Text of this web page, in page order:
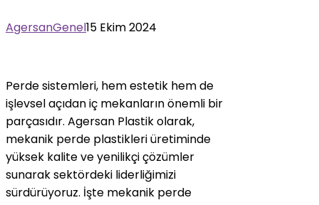
AgersanGenel15 Ekim 2024
Perde sistemleri, hem estetik hem de
işlevsel açıdan iç mekanların önemli bir
parçasıdır. Agersan Plastik olarak,
mekanik perde plastikleri üretiminde
yüksek kalite ve yenilikçi çözümler
sunarak sektördeki liderliğimizi
sürdürüyoruz. İşte mekanik perde